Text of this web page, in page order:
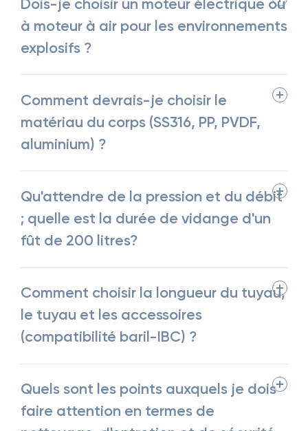
Dois-je choisir un moteur électrique ou
à moteur à air pour les environnements
explosifs ?
Comment devrais-je choisir le
matériau du corps (SS316, PP, PVDF,
aluminium) ?
Qu'attendre de la pression et du débit
; quelle est la durée de vidange d'un
fût de 200 litres?
Comment choisir la longueur du tuyau,
le tuyau et les accessoires
(compatibilité baril-IBC) ?
Quels sont les points auxquels je dois
faire attention en termes de